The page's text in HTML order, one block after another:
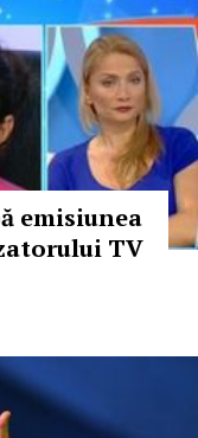
emisiunea
TV